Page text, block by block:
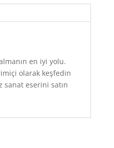
en iyi yolu.
olarak keşfedin
eserini satın